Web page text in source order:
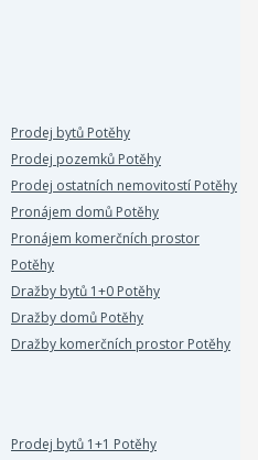
Prodej bytů Potěhy
Prodej pozemků Potěhy
Prodej ostatních nemovitostí Potěhy
Pronájem domů Potěhy
Pronájem komerčních prostor
Potěhy
Dražby bytů 1+0 Potěhy
Dražby domů Potěhy
Dražby komerčních prostor Potěhy
Prodej bytů 1+1 Potěhy